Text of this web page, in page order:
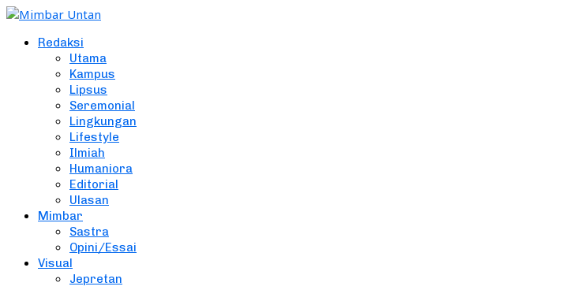
Redaksi
Utama
Kampus
Lipsus
Seremonial
Lingkungan
Lifestyle
Ilmiah
Humaniora
Editorial
Ulasan
Mimbar
Sastra
Opini/Essai
Visual
Jepretan